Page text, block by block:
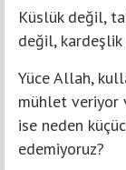
Küslük değil,
değil, kardeşlik
Yüce Allah,
mühlet veriyor
ise neden
edemiyoruz?